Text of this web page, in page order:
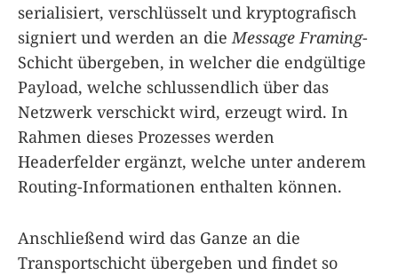
serialisiert, verschlüsselt und kryptografisch
signiert und werden an dieMessage Framing-
Schicht übergeben, in welcher die endgültige
Payload, welche schlussendlich über das
Netzwerk verschickt wird, erzeugt wird. In
Rahmen dieses Prozesses werden
Headerfelder ergänzt, welche unter anderem
Routing-Informationen enthalten können.
Anschließend wird das Ganze an die
Transportschicht übergeben und findet so